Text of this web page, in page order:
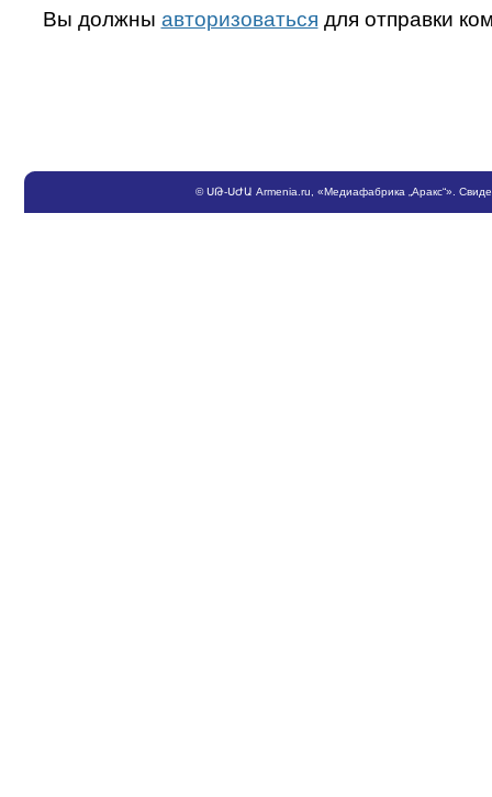
Вы должны авторизоваться для отправки
©ՍԹ-ՍԺԱ Armenia.ru , «Медиафабрика „Аракс“».